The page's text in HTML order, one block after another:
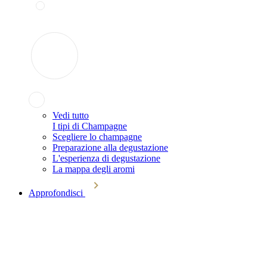
Vedi tutto
I tipi di Champagne
Scegliere lo champagne
Preparazione alla degustazione
L'esperienza di degustazione
La mappa degli aromi
Approfondisci